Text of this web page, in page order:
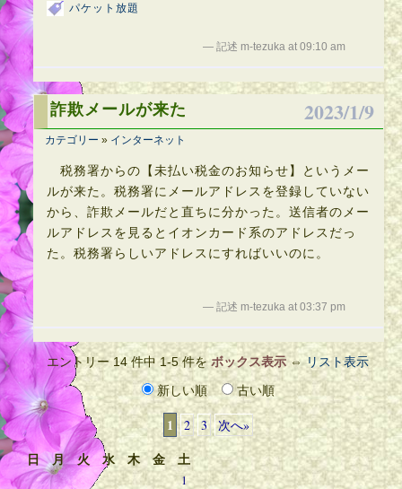
パケット放題
— 記述 m-tezuka at 09:10 am
詐欺メールが来た 2023/1/9
カテゴリー » インターネット
税務署からの【未払い税金のお知らせ】というメー
ルが来た。税務署にメールアドレスを登録していない
から、詐欺メールだと直ちに分かった。送信者のメー
ルアドレスを見るとイオンカード系のアドレスだっ
た。税務署らしいアドレスにすればいいのに。
— 記述 m-tezuka at 03:37 pm
エントリー 14 件中 1-5 件をボックス表示 ⇔リスト表示
新しい順
古い順
1 2 3 次へ»
日 月 火 水 木 金 土
1